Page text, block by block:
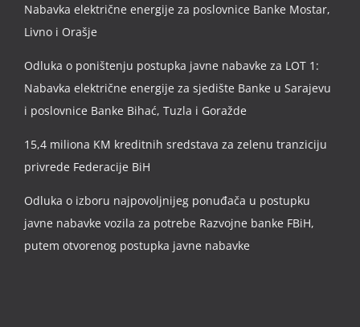
Nabavka električne energije za poslovnice Banke Mostar,
Livno i Orašje
Odluka o poništenju postupka javne nabavke za LOT 1:
Nabavka električne energije za sjedište Banke u Sarajevu
i poslovnice Banke Bihać, Tuzla i Goražde
15,4 miliona KM kreditnih sredstava za zelenu tranziciju
privrede Federacije BiH
Odluka o izboru najpovoljnijeg ponuđača u postupku
javne nabavke vozila za potrebe Razvojne banke FBiH,
putem otvorenog postupka javne nabavke